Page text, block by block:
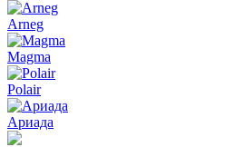
Arneg
Magma
Polair
Ариада